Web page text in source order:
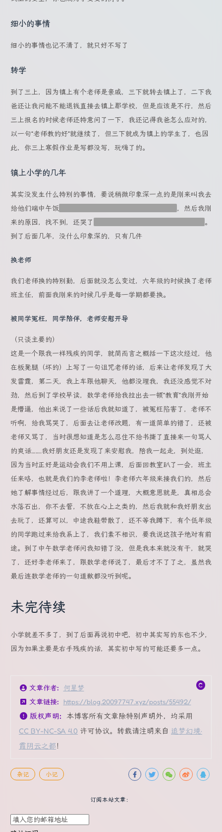
细小的事情
细小的事情也记不清了，就只好不写了
转学
到了三上，因为镇上有个老师是亲戚，三下就转去镇上了，二下我
爸还让我问能不能退钱直接去镇上那学校，但是应该是不行，然后
三上报名的时候老师还特意问了一下，我还记得我爸怎么应对的，
以一句“老师教的好”就继续了，但三下就成为镇上的学生了，也因
此，你三上寒假作业是写都没写，玩嗨了的。
镇上小学的几年
其实没发生什么特别的事情，要说稍微印象深一点的是刚来叫我去
给他们端中午饭
，然后我刚
来的原因，找不到，还哭了
。
到了后面几年，没什么印象深的，只有几件
换老师
我们老师换的特别勤，后面就没怎么变过，六年级的时候换了老师
班主任，前面我刚来的时候几乎是每一学期都要换。
被同学冤枉，同学陪伴，老师安慰开导
（只谈主要的）
这是一个跟我一样残疾的同学，就简而言之概括一下这次经过，他
在板凳腿（坏的）上写了一句诅咒老师的话，后来让老师发现了大
发雷霆，第二天，我上车跟他聊天，他都没理我，我还没感觉不对
劲，然后到了学校早读，数学老师给我拉出去一顿“教育”我刚开始
是懵逼，他出来说了一些话后我就知道了，被冤枉陷害了，老师不
听啊，给我骂哭了，后面去让老师改题，有一道简单的错了，还被
老师又骂了，当时很想知道是怎么忍住不给书撕了直接来一句骂人
的爽话…….我好朋友还是发现了来安慰我，陪我一起走，到处逛，
因为当时正好是运动会我们不用上课，后面回教室趴了一会，班主
任来咯，也就是我们的李老师啦！李老师六年级来接我们的，然后
她了解事情经过后，跟我讲了一个道理，大概意思就是，真相总会
水落石出，你不去管，不放在心上之类的，然后我就和我好朋友出
去玩了，还算可以，中途我鞋带散了，还不等我蹲下，有个低年级
的同学跑过来给我系上了，我们素不相识，要我说这孩子绝对有前
途。到了中午数学老师问我知错了没，但是我本来就没有干，就哭
了，还好李老师来了，跟数学老师说了，最后才不了了之，虽然我
最后连数学老师的一句道歉都没听到呢。
未完待续
小学就差不多了，到了后面再说初中吧，初中其实写的东也不少，
因为如果主要是右手残疾的话，其实初中写的可能还要多一点。
文章作者:
何星梦
文章链接:
https://blog.20097747.xyz/posts/55492/
版权声明: 本博客所有文章除特别声明外，均采用
CC BY-NC-SA 4.0 许可协议。转载请注明来自 追梦幻境·
霞阴云之都！
杂记 小记
订阅本站文章：